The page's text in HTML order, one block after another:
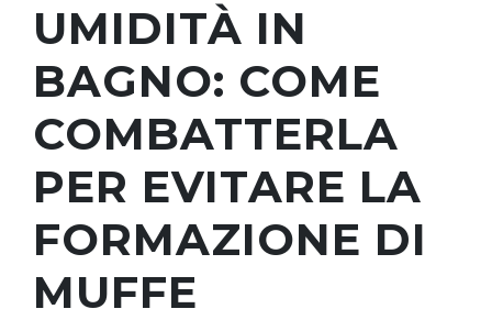
UMIDITÀ IN
BAGNO: COME
COMBATTERLA
PER EVITARE LA
FORMAZIONE DI
MUFFE